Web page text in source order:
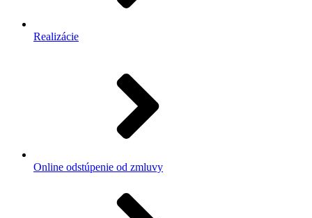
Realizácie
Online odstúpenie od zmluvy